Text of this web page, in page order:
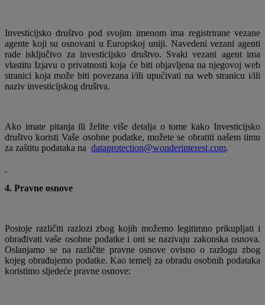
Investicijsko društvo pod svojim imenom ima registrirane vezane
agente koji su osnovani u Europskoj uniji. Navedeni vezani agenti
rade isključivo za investicijsko društvo. Svaki vezani agent ima
vlastitu Izjavu o privatnosti koja će biti objavljena na njegovoj web
stranici koja može biti povezana i/ili upućivati ​​na web stranicu i/ili
naziv investicijskog društva.
Ako imate pitanja ili želite više detalja o tome kako Investicijsko
društvo koristi Vaše osobne podatke, možete se obratiti našem timu
za zaštitu podataka na dataprotection@wonderinterest.com.
4. Pravne osnove
Postoje različiti razlozi zbog kojih možemo legitimno prikupljati i
obrađivati ​​vaše osobne podatke i oni se nazivaju zakonska osnova.
Oslanjamo se na različite pravne osnove ovisno o razlogu zbog
kojeg obrađujemo podatke. Kao temelj za obradu osobnih podataka
koristimo sljedeće pravne osnove: